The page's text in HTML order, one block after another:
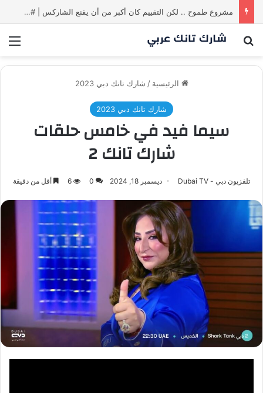
مشروع طموح .. لكن التقييم كان أكبر من أن يقنع الشاركس | #شارك تانك لعراق
بحث عن
الرئيسية / شارك تانك دبي 2023
شارك تانك دبي 2023
سيما فيد في خامس حلقات
شارك تانك 2
تلفزيون دبي - Dubai TV ديسمبر 18, 2024 0
6 أقل من دقيقة